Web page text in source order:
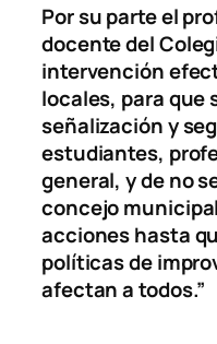
Por su parte el
docente del
intervención
locales, para que
señalización y
estudiantes,
general, y de no
concejo
acciones hasta
políticas de
afectan a todos.”